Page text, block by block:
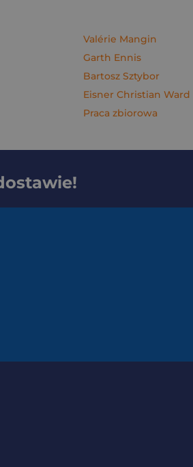
Valérie Mangin
Garth Ennis
Bartosz Sztybor
Eisner Christian Ward
Praca zbiorowa